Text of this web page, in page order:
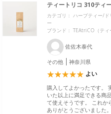
ティートリコ 310ティ
カテゴリ： ハーブティー/
ー
ブランド： TEAtriCO（ティ
佐佐木泰代
その他 神奈川県
よい
購入してよかったです。
いた以上に満足できる商
て使えそうです。 これか
ありがとうございました。